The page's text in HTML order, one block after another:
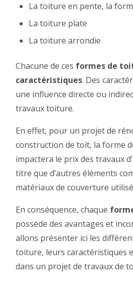
La toiture en pente, la
La toiture plate
La toiture arrondie
Chacune de ces formes de
caractéristiques. Des
une influence directe ou
travaux toiture.
En effet, pour un projet de
construction de toit, la forme
impactera le prix des travaux
titre que d’autres éléments
matériaux de couverture
En conséquence, chaque
possède des avantages et
allons présenter ici les
toiture, leurs caractéristiques
dans un projet de travaux de